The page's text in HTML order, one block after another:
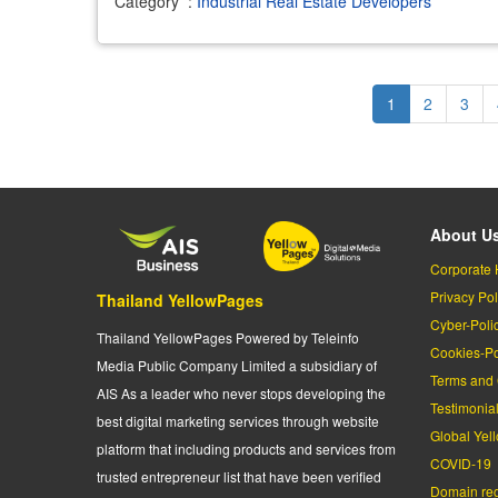
Current
page
1 Page
2 Page
3
Thailand YellowPages
Thailand YellowPages Powered by Teleinfo
Media Public Company Limited a subsidiary of
AIS As a leader who never stops developing the
best digital marketing services through website
platform that including products and services from
trusted entrepreneur list that have been verified
About
Corporate
Privacy
Cyber-
Cookies-
Terms
Testimonial
Global
COVID-19
Domain